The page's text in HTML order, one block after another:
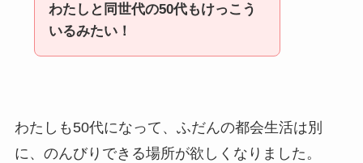
わたしと同世代の50代もけっこう
いるみたい！
わたしも50代になって、ふだんの都会生活は別
に、のんびりできる場所が欲しくなりました。